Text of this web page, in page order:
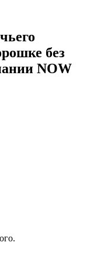
без
NOW